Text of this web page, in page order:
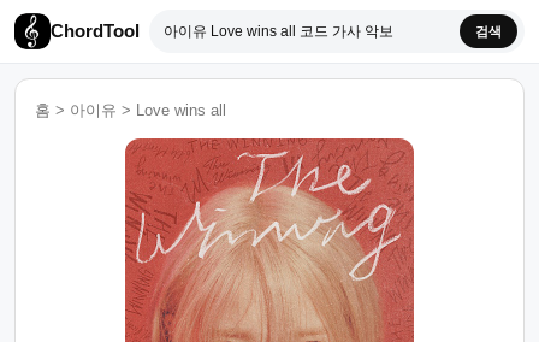
ChordTool 검색
홈 > 아이유 > Love wins all